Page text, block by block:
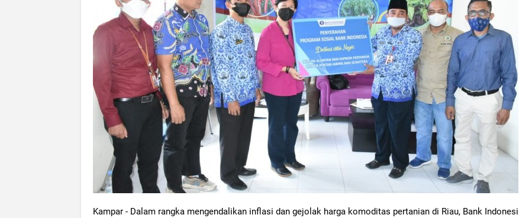
Kampar - Dalam rangka mengendalikan inflasi dan gejolak harga komoditas pertanian di Riau, Bank Indonesi